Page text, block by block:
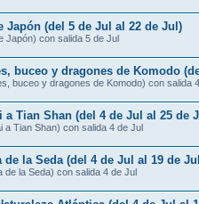
Japón (del 5 de Jul al 22 de Jul)
Japón) con salida 5 de Jul
buceo y dragones de Komodo
buceo y dragones de Komodo) con salida
a Tian Shan (del 4 de Jul al 25 de
a Tian Shan) con salida 4 de Jul
la Seda (del 4 de Jul al 19 de
de la Seda) con salida 4 de Jul